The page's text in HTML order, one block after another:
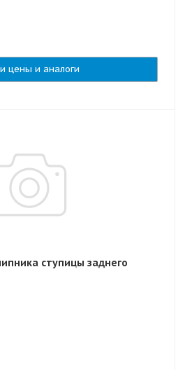
цены и аналоги
ступицы заднего